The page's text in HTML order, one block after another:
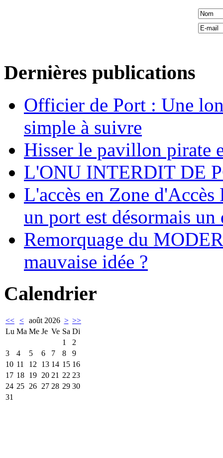
Dernières publications
Officier de Port : Une
simple à suivre
Hisser le pavillon pirate
L'ONU INTERDIT DE
L'accès en Zone
un port est désormais un
Remorquage du
mauvaise idée ?
Calendrier
<< < août 2026 > >>
Lu Ma Me Je Ve Sa Di
1
2
3
4 5 6 7 8
9
10 11 12 13 14 15 16
17 18 19 20 21 22 23
24 25 26 27 28 29 30
31